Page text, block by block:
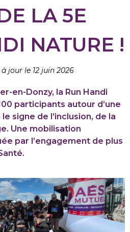
LA 5E
NATURE !
à jour le 12 juin 2026
en-Donzy, la Run Handi
participants autour d’une
signe de l’inclusion, de la
Une mobilisation
par l’engagement de plus